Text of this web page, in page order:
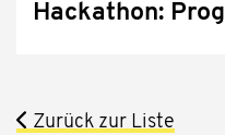
Hackathon:
Zurück zur Liste